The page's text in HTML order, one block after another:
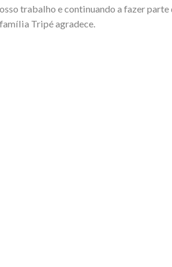
trabalho e continuando a fazer
Tripé agradece.